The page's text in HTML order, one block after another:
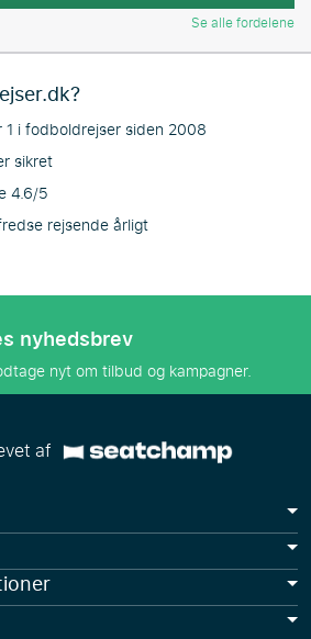
Se alle fordelene
1 i fodboldrejser siden 2008
sikret
4.6/5
rejsende årligt
nyhedsbrev
nyt om tilbud og kampagner.
af